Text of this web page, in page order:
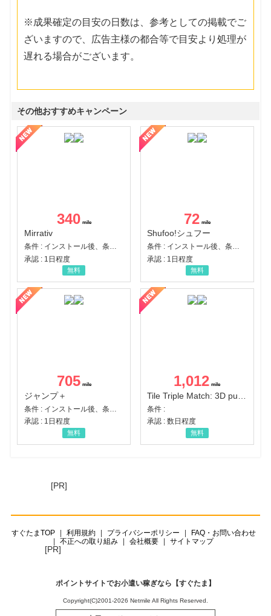
※成果確定の目安の日数は、参考としての掲載でご
ざいますので、広告主様の都合等で目安より処理が
遅れる場合がございます。
その他おすすめキャンペーン
340
Mirrativ
条件 : インストール後、条件達成
承認 : 1日程度
無料
72
Shufoo!シュフー
条件 : インストール後、条件達成
承認 : 1日程度
無料
705
ジャンプ＋
承認 : 1日程度
無料
1,012
条件 :
承認 : 数日程度
無料
[PR]
すぐたまTOP 利用規約 プライバシーポリシー
FAQ・お問い合わせ
不正への取り組み
会社概要 サイトマップ
[PR]
ポイントサイトでお小遣い稼ぎなら【すぐたま】
Copyright(C)2001-2026 Netmile All Rights Reserved.